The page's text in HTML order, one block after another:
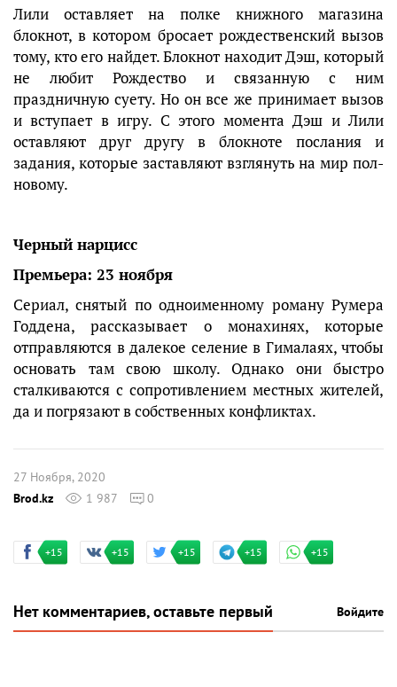
Лили оставляет на полке книжного магазина
блокнот, в котором бросает рождественский вызов
тому, кто его найдет. Блокнот находит Дэш, который
не любит Рождество и связанную с ним
праздничную суету. Но он все же принимает вызов
и вступает в игру. С этого момента Дэш и Лили
оставляют друг другу в блокноте послания и
задания, которые заставляют взглянуть на мир пол-
новому.
Черный нарцисс
Премьера: 23 ноября
Сериал, снятый по одноименному роману Румера
Годдена, рассказывает о монахинях, которые
отправляются в далекое селение в Гималаях, чтобы
основать там свою школу. Однако они быстро
сталкиваются с сопротивлением местных жителей,
да и погрязают в собственных конфликтах.
27 Ноября, 2020
Brod.kz
1 987 0
+15 +15 +15 +15 +15
Нет комментариев, оставьте первый Войдите